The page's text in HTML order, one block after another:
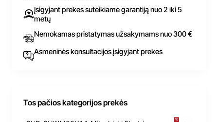
Įsigyjant prekes suteikiame garantiją nuo 2 iki 5
metų
Nemokamas pristatymas užsakymams nuo 300 €
Asmeninės konsultacijos įsigyjant prekes
Tos pačios kategorijos prekės